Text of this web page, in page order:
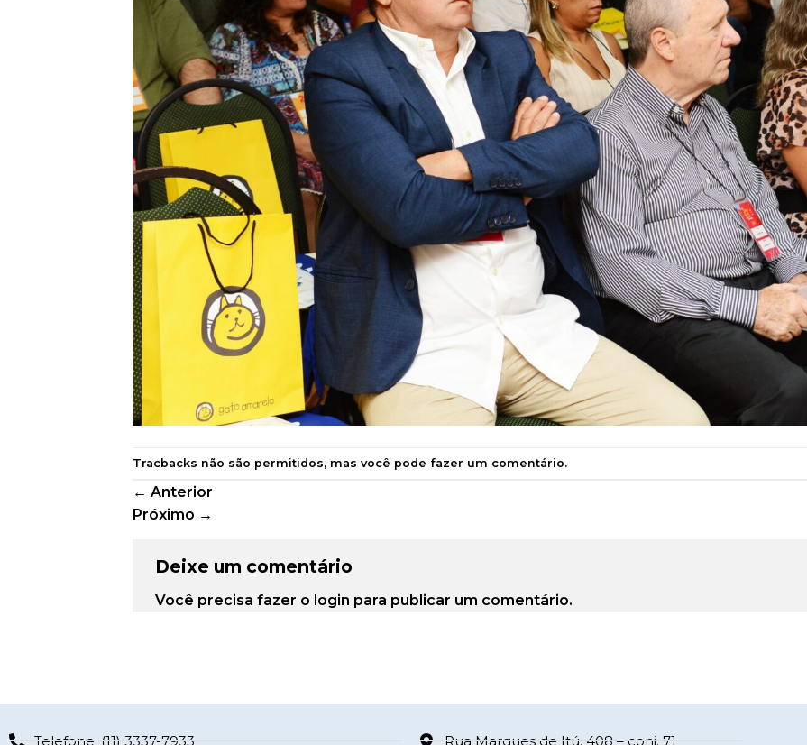
Tracbacks não são permitidos, mas você pode fazer um comentário.
← Anterior
Próximo →
Deixe um comentário
Você precisa fazer o login para publicar um comentário.
Telefone: (11) 3337-7933 Rua Marques de Itú, 408 – conj. 71